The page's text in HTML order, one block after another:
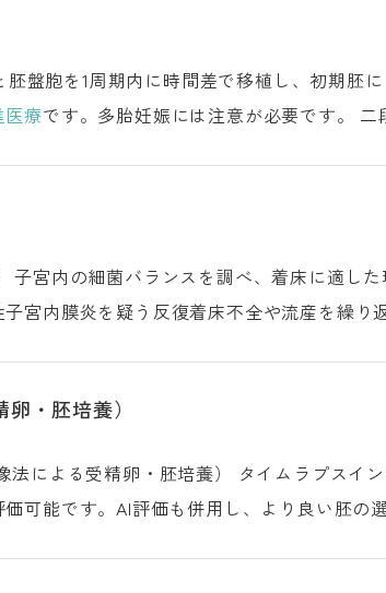
医療です。多胎妊娠には注意が必要です。 二段階胚移
を
宮内膜炎を疑う反復着床不全や流産を繰り
・胚培養）
精卵・胚培養） タイムラプスインキュベー
可能です。AI評価も併用し、より良い胚の